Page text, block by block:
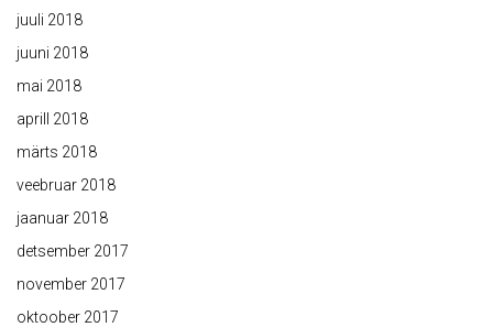
juuli 2018
juuni 2018
mai 2018
aprill 2018
märts 2018
veebruar 2018
jaanuar 2018
detsember 2017
november 2017
oktoober 2017